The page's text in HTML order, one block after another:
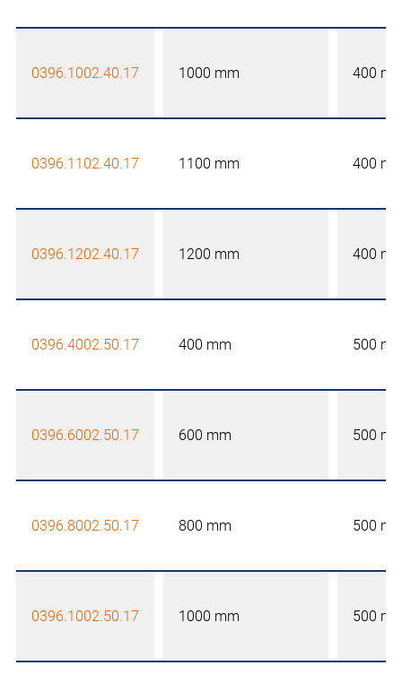
0396.1002.40.17 1000 mm 400
0396.1102.40.17 1100 mm 400
0396.1202.40.17 1200 mm 400
0396.4002.50.17 400 mm 500
0396.6002.50.17 600 mm 500
0396.8002.50.17 800 mm 500
0396.1002.50.17 1000 mm 500